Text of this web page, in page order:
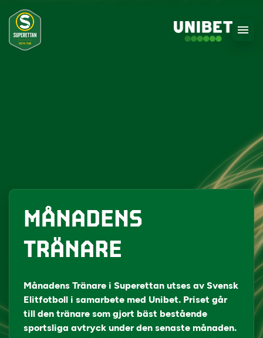
MÅNADENS
TRÄNARE
Månadens Tränare i Superettan utses av Svensk
Elitfotboll i samarbete med Unibet. Priset går
till den tränare som gjort bäst bestående
sportsliga avtryck under den senaste månaden.